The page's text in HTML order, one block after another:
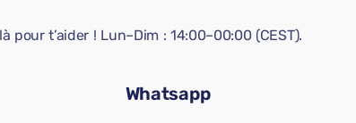
t’aider ! Lun–Dim : 14:00–00:00 (CEST).
Whatsapp